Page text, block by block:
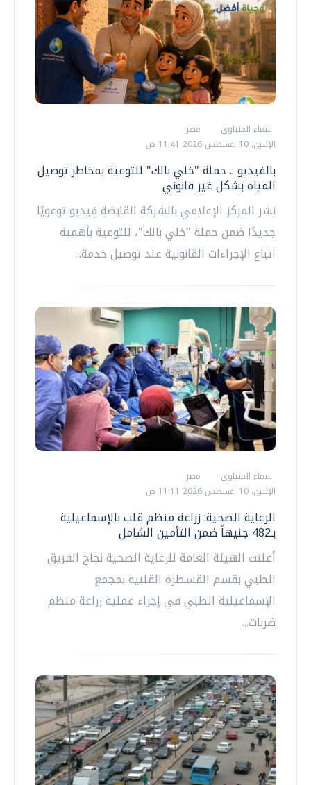
سماء المنياوي
مصر
الإثنين، 10 اغسطس 2026 11:41 ص
بالفيديو .. حملة "خلي بالك" للتوعية بمخاطر توصيل
المياه بشكل غير قانوني
نشر المركز الإعلامي بالشركة القابضة فيديو توعويًا
جديدًا ضمن حملة "خلي بالك"، للتوعية بأهمية
اتباع الإجراءات القانونية عند توصيل خدمة...
سماء المنياوي
مصر
الإثنين، 10 اغسطس 2026 11:11 ص
الرعاية الصحية: زراعة منظم قلب بالإسماعيلية
بـ482 جنيهاً ضمن التأمين الشامل
أعلنت الهيئة العامة للرعاية الصحية نجاح الفريق
الطبي بقسم القسطرة القلبية بمجمع
الإسماعيلية الطبي في إجراء عملية زراعة منظم
ضربات...